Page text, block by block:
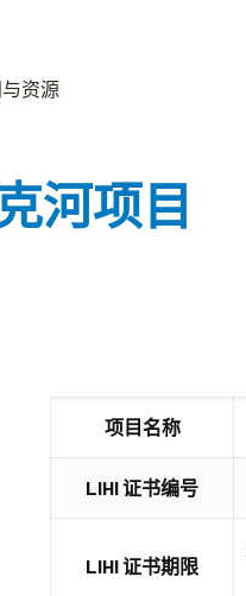
资源
河项目
项目名称
LIHI 证书编号
LIHI 证书期限